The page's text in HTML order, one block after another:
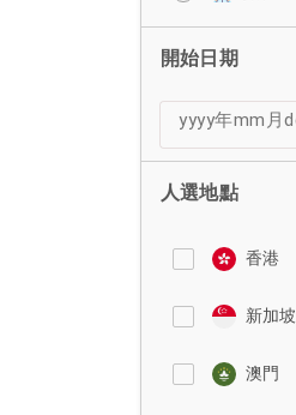
開始日期
人選地點
香港
新加坡
澳門